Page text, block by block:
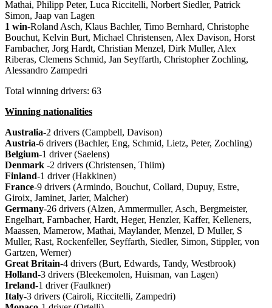
Mathai, Philipp Peter, Luca Riccitelli, Norbert Siedler, Patrick
Simon, Jaap van Lagen
1 win-Roland Asch, Klaus Bachler, Timo Bernhard, Christophe
Bouchut, Kelvin Burt, Michael Christensen, Alex Davison, Horst
Farnbacher, Jorg Hardt, Christian Menzel, Dirk Muller, Alex
Riberas, Clemens Schmid, Jan Seyffarth, Christopher Zochling,
Alessandro Zampedri
Total winning drivers: 63
Winning nationalities
Australia-2 drivers (Campbell, Davison)
Austria-6 drivers (Bachler, Eng, Schmid, Lietz, Peter, Zochling)
Belgium-1 driver (Saelens)
Denmark -2 drivers (Christensen, Thiim)
Finland-1 driver (Hakkinen)
France-9 drivers (Armindo, Bouchut, Collard, Dupuy, Estre,
Giroix, Jaminet, Jarier, Malcher)
Germany-26 drivers (Alzen, Ammermuller, Asch, Bergmeister,
Engelhart, Farnbacher, Hardt, Heger, Henzler, Kaffer, Kelleners,
Maassen, Mamerow, Mathai, Maylander, Menzel, D Muller, S
Muller, Rast, Rockenfeller, Seyffarth, Siedler, Simon, Stippler, von
Gartzen, Werner)
Great Britain-4 drivers (Burt, Edwards, Tandy, Westbrook)
Holland-3 drivers (Bleekemolen, Huisman, van Lagen)
Ireland-1 driver (Faulkner)
Italy-3 drivers (Cairoli, Riccitelli, Zampedri)